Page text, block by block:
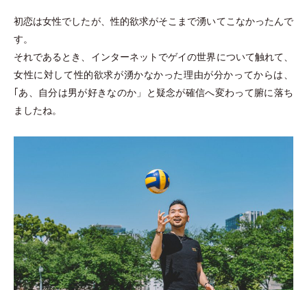
初恋は女性でしたが、性的欲求がそこまで湧いてこなかったんで
す。
それであるとき、インターネットでゲイの世界について触れて、
女性に対して性的欲求が湧かなかった理由が分かってからは、
｢あ、自分は男が好きなのか 」
と疑念が確信へ変わって腑に落ち
ましたね。